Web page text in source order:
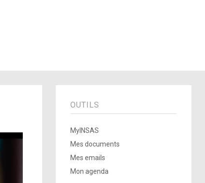
OUTILS
MyINSAS
Mes documents
Mes emails
Mon agenda